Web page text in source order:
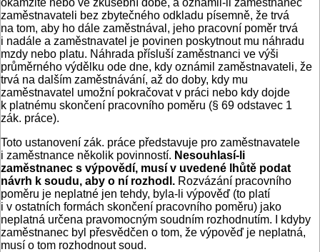
zaměstnavateli bez zbytečného odkladu písemně, že trvá
na tom, aby ho dále zaměstnával, jeho pracovní poměr trvá
i nadále a zaměstnavatel je povinen poskytnout mu náhradu
mzdy nebo platu. Náhrada přísluší zaměstnanci ve výši
průměrného výdělku ode dne, kdy oznámil zaměstnavateli, že
trvá na dalším zaměstnávání, až do doby, kdy mu
zaměstnavatel umožní pokračovat v práci nebo kdy dojde
k platnému skončení pracovního poměru (§ 69 odstavec 1
zák. práce).
Toto ustanovení zák. práce představuje pro zaměstnavatele
i zaměstnance několik povinností. Nesouhlasí-li
zaměstnanec s výpovědí, musí v uvedené lhůtě podat
návrh k soudu, aby o ní rozhodl. Rozvázání pracovního
poměru je neplatné jen tehdy, byla-li výpověď (to platí
i v ostatních formách skončení pracovního poměru) jako
neplatná určena pravomocným soudním rozhodnutím. I kdyby
zaměstnanec byl přesvědčen o tom, že výpověď je neplatná,
musí o tom rozhodnout soud.